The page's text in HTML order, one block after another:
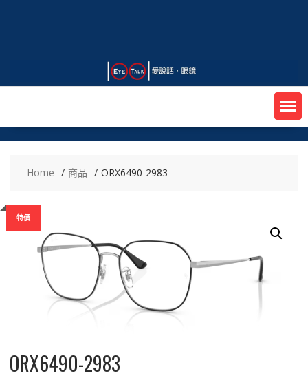
Home 商品 ORX6490-2983
特價
ORX6490-2983